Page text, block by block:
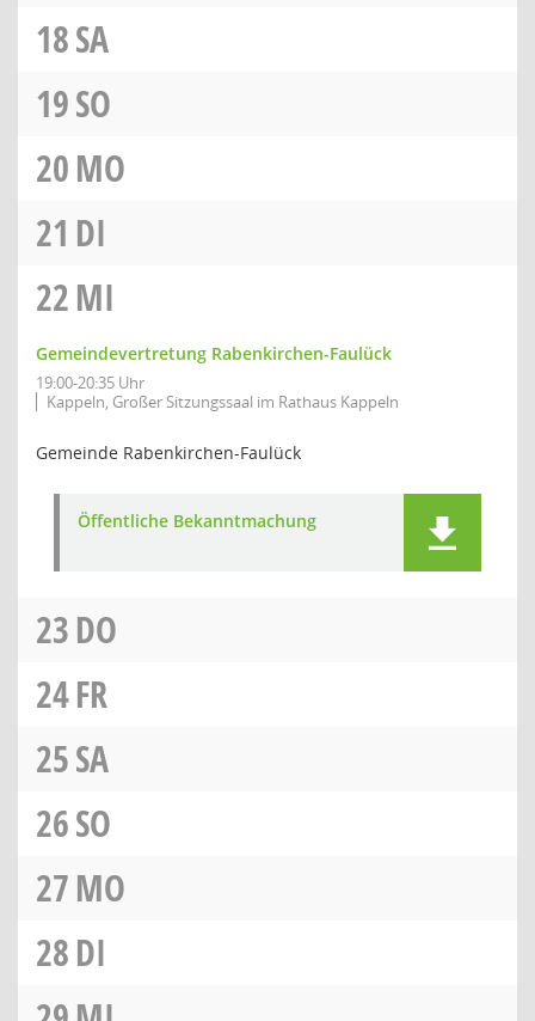
18SA
19SO
20MO
21 DI
22MI
Gemeindevertretung Rabenkirchen-Faulück
19:00-20:35 Uhr
Kappeln, Großer Sitzungssaal im Rathaus Kappeln
Gemeinde Rabenkirchen-Faulück
Öffentliche Bekanntmachung
23DO
24FR
25SA
26SO
27MO
28DI